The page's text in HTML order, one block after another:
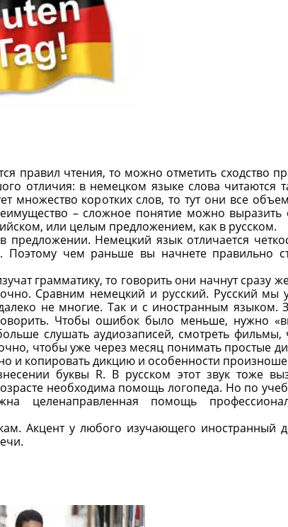
правил чтения, то можно отметить сходство
отличия: в немецком языке слова читаются
множество коротких слов, то тут они все
– сложное понятие можно выразить
или целым предложением, как в русском.
Немецкий язык отличается
Поэтому чем раньше вы начнете правильно
грамматику, то говорить они начнут сразу
Сравним немецкий и русский. Русский мы
не многие. Так и с иностранным языком.
Чтобы ошибок было меньше, нужно
слушать аудиозаписей, смотреть фильмы,
чтобы уже через месяц понимать простые
и копировать дикцию и особенности
буквы R. В русском этот звук тоже
необходима помощь логопеда. Но по
целенаправленная помощь
Акцент у любого изучающего иностранный